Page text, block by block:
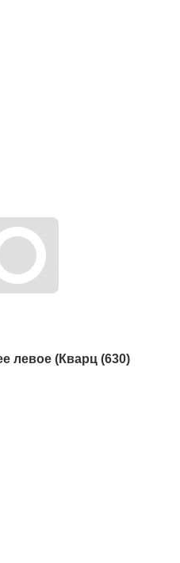
левое (Кварц (630)